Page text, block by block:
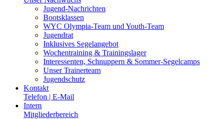
Jugend-Nachrichten
Bootsklassen
WYC Olympia-Team und Youth-Team
Jugendrat
Inklusives Segelangebot
Wochentraining & Trainingslager
Interessenten, Schnuppern & Sommer-Segelcamps
Unser Trainerteam
Jugendschutz
Kontakt
Telefon | E-Mail
Intern
Mitgliederbereich